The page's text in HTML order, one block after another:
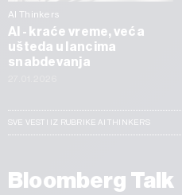
AI Thinkers
AI - kraće vreme, veća
ušteda u lancima
snabdevanja
SVE VESTI IZ RUBRIKE AI THINKERS
Bloomberg Talk